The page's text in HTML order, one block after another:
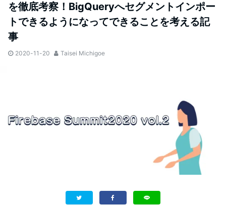
を徹底考察！BigQueryへセグメントインポー
トできるようになってできることを考える記
事
2020-11-20 Taisei Michigoe